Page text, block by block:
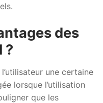
des
?
une certaine
lorsque l’utilisation
que les